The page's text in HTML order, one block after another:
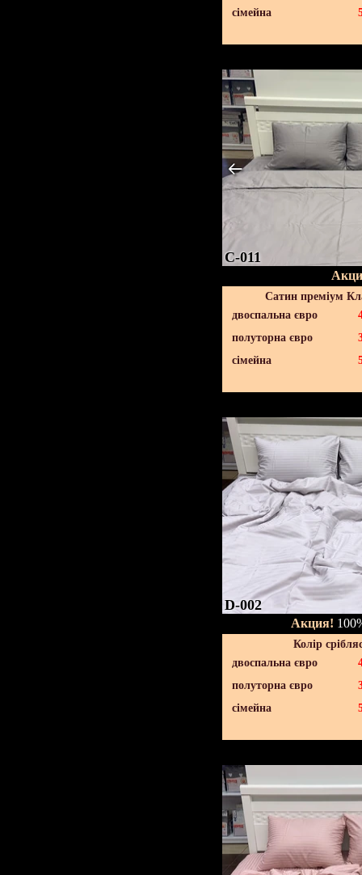
сімейна
C-011
Сатин преміум
двоспальна євро
полуторна євро
сімейна
D-002
Акция!
Колір
двоспальна євро
полуторна євро
сімейна